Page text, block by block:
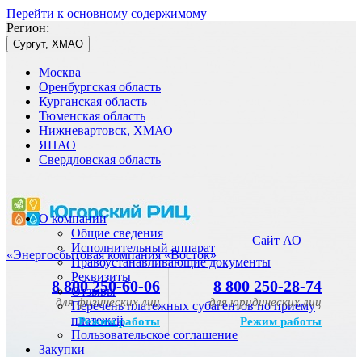
Перейти к основному содержимому
Регион:
Сургут, ХМАО
Москва
Оренбургская область
Курганская область
Тюменская область
Нижневартовск, ХМАО
ЯНАО
Свердловская область
Сайт АО
«Энергосбытовая компания «Восток»
8 800 250-60-06
для физических лиц
Режим работы
8 800 250-28-74
для юридических лиц
Режим работы
О компании
Общие сведения
Исполнительный аппарат
Правоустанавливающие документы
Реквизиты
Отзывы
Перечень платежных субагентов по приему
платежей
Пользовательское соглашение
Закупки